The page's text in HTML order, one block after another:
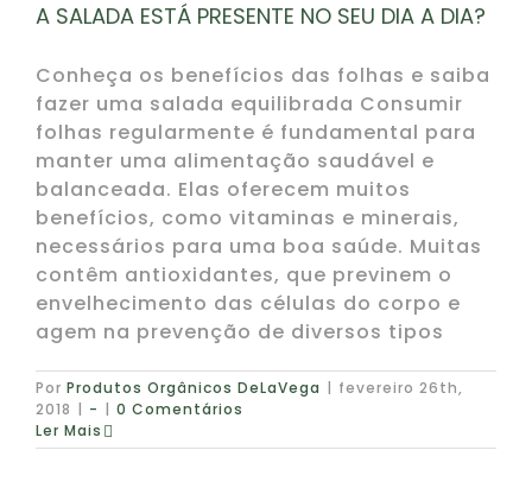
A SALADA ESTÁ PRESENTE NO SEU DIA A DIA?
Conheça os benefícios das folhas e saiba
fazer uma salada equilibrada Consumir
folhas regularmente é fundamental para
manter uma alimentação saudável e
balanceada. Elas oferecem muitos
benefícios, como vitaminas e minerais,
necessários para uma boa saúde. Muitas
contêm antioxidantes, que previnem o
envelhecimento das células do corpo e
agem na prevenção de diversos tipos
Por Produtos Orgânicos DeLaVega | fevereiro 26th,
2018 | - | 0 Comentários
Ler Mais